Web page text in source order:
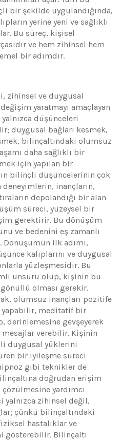
bir şekilde uygulandığında,
yerine yeni ve sağlıklı
Bu süreç, kişisel
ve hem zihinsel hem
bir adımdır.
zihinsel ve duygusal
yaratmayı amaçlayan
düşünceleri
duygusal bağları kesmek,
bilinçaltındaki olumsuz
daha sağlıklı bir
için yapılan bir
bilinçli düşüncelerinin çok
inançların,
depolandığı bir alan
süreci, yüzeysel bir
gerektirir. Bu dönüşüm
ve bedenini eş zamanlı
ilk adımı,
kalıplarını ve duygusal
yüzleşmesidir. Bu
unsuru olup, kişinin bu
olması gerekir.
olumsuz inançları pozitife
meditatif bir
derinlemesine gevşeyerek
verebilir. Kişinin
duygusal yüklerini
bir iyileşme süreci
gibi teknikler de
doğrudan erişim
yardımcı
zihinsel değil,
çünkü bilinçaltındaki
hastalıklar ve
gösterebilir. Bilinçaltı